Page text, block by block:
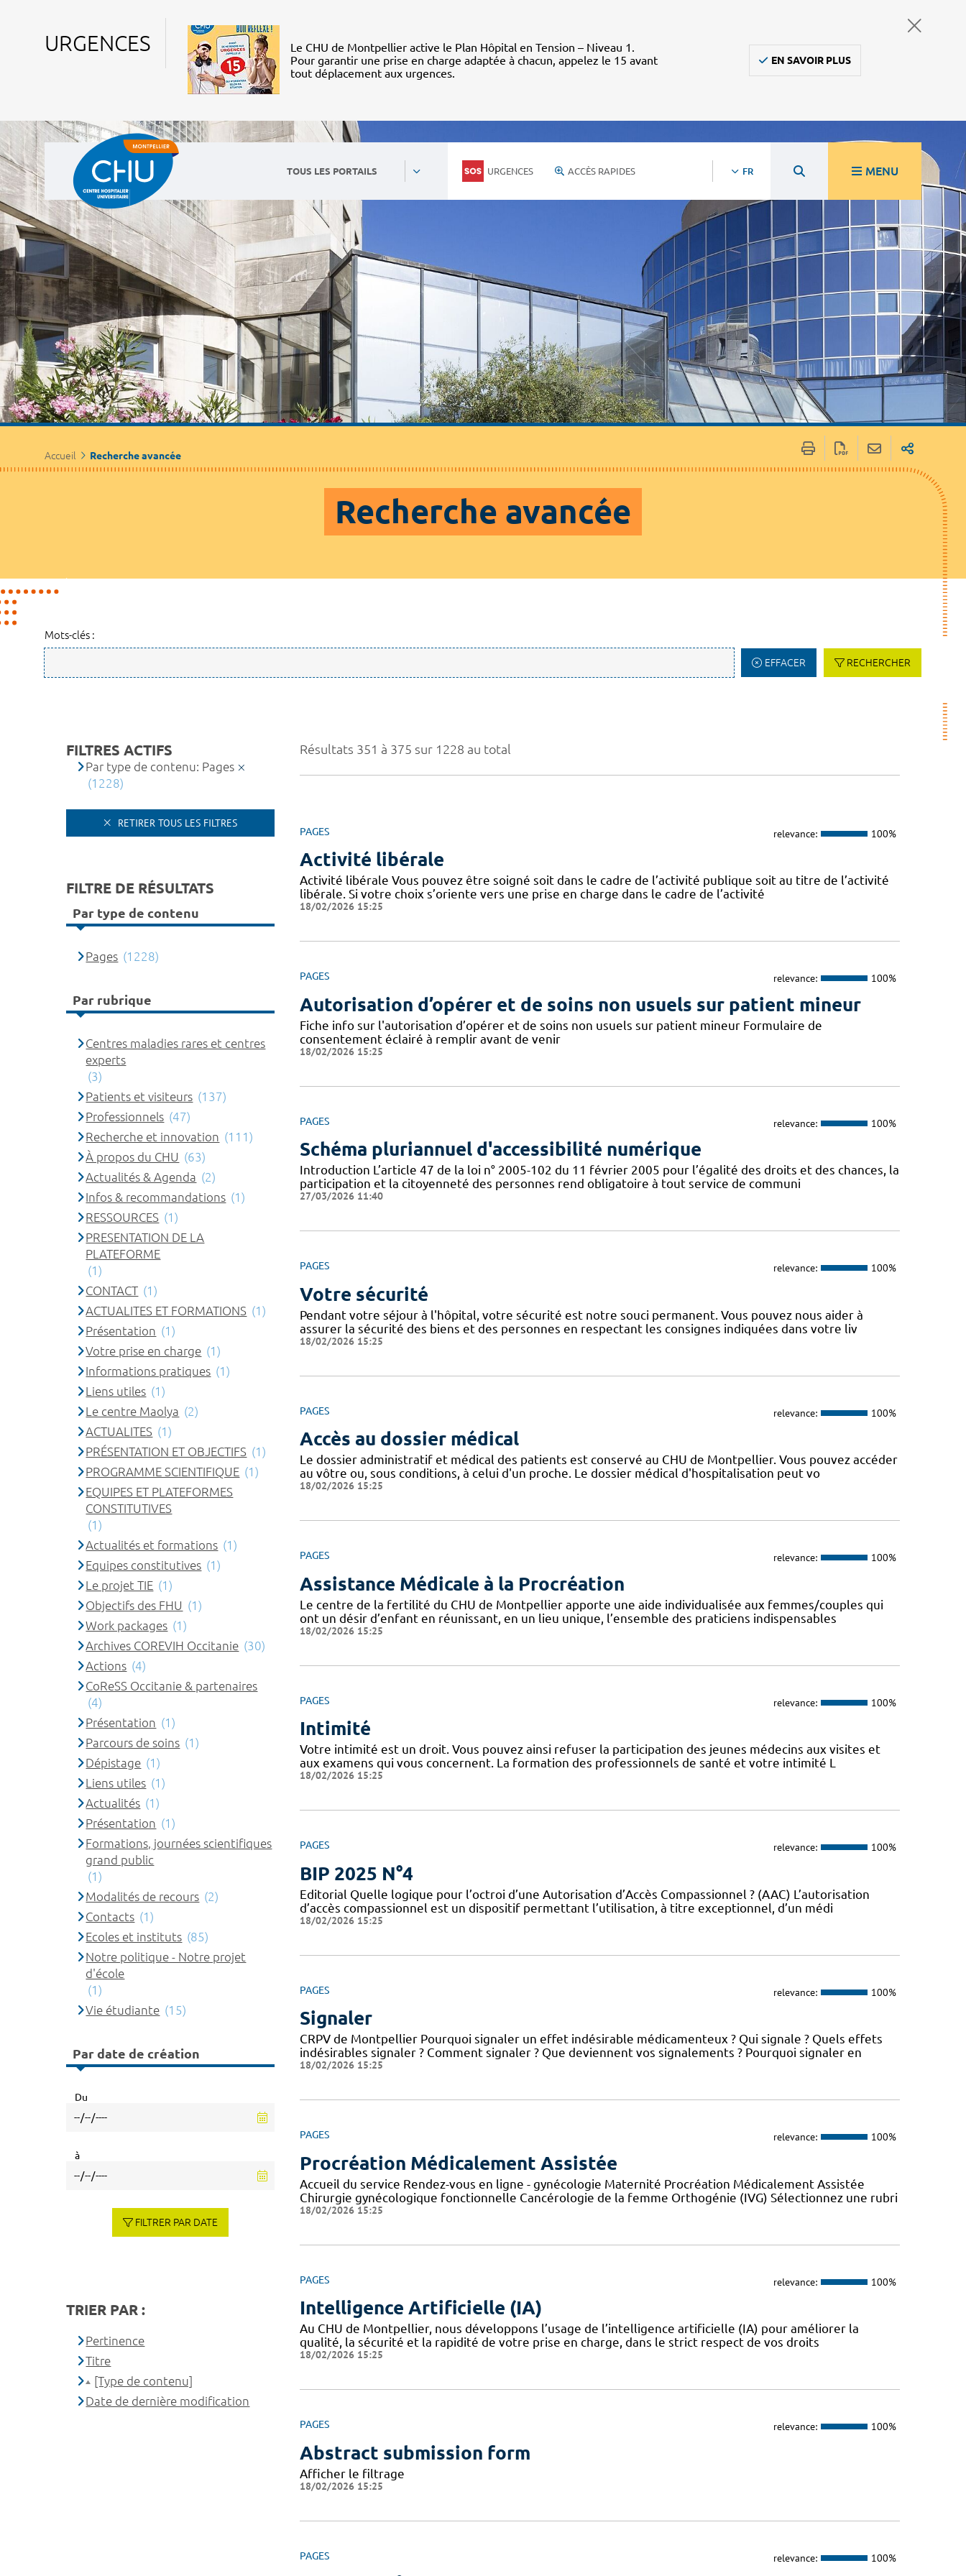
URGENCES
Le CHU de Montpellier active le Plan Hôpital en Tension – Niveau 1.
Pour garantir une prise en charge adaptée à chacun, appelez le 15 avant
tout déplacement aux urgences.
EN SAVOIR PLUS
TOUS LES PORTAILS URGENCES ACCÈS RAPIDES FR MENU
Accueil Recherche avancée
Recherche avancée
Mots-clés :
EFFACER RECHERCHER
Résultats 351 à 375 sur 1228 au total
PAGES relevance: 100%
Activité libérale
Activité libérale Vous pouvez être soigné soit dans le cadre de l’activité publique soit au titre de l’activité
libérale. Si votre choix s’oriente vers une prise en charge dans le cadre de l’activité
18/02/2026 15:25
PAGES relevance: 100%
Autorisation d’opérer et de soins non usuels sur patient mineur
Fiche info sur l'autorisation d’opérer et de soins non usuels sur patient mineur Formulaire de
consentement éclairé à remplir avant de venir
18/02/2026 15:25
PAGES relevance: 100%
Schéma pluriannuel d'accessibilité numérique
Introduction L’article 47 de la loi n° 2005-102 du 11 février 2005 pour l’égalité des droits et des chances, la
participation et la citoyenneté des personnes rend obligatoire à tout service de communi
27/03/2026 11:40
PAGES relevance: 100%
Votre sécurité
Pendant votre séjour à l'hôpital, votre sécurité est notre souci permanent. Vous pouvez nous aider à
assurer la sécurité des biens et des personnes en respectant les consignes indiquées dans votre liv
18/02/2026 15:25
PAGES relevance: 100%
Accès au dossier médical
Le dossier administratif et médical des patients est conservé au CHU de Montpellier. Vous pouvez accéder
au vôtre ou, sous conditions, à celui d'un proche. Le dossier médical d'hospitalisation peut vo
18/02/2026 15:25
PAGES relevance: 100%
Assistance Médicale à la Procréation
Le centre de la fertilité du CHU de Montpellier apporte une aide individualisée aux femmes/couples qui
ont un désir d’enfant en réunissant, en un lieu unique, l’ensemble des praticiens indispensables
18/02/2026 15:25
PAGES relevance: 100%
Intimité
Votre intimité est un droit. Vous pouvez ainsi refuser la participation des jeunes médecins aux visites et
aux examens qui vous concernent. La formation des professionnels de santé et votre intimité L
18/02/2026 15:25
PAGES relevance: 100%
BIP 2025 N°4
Editorial Quelle logique pour l’octroi d’une Autorisation d’Accès Compassionnel ? (AAC) L’autorisation
d’accès compassionnel est un dispositif permettant l’utilisation, à titre exceptionnel, d’un médi
18/02/2026 15:25
PAGES relevance: 100%
Signaler
CRPV de Montpellier Pourquoi signaler un effet indésirable médicamenteux ? Qui signale ? Quels effets
indésirables signaler ? Comment signaler ? Que deviennent vos signalements ? Pourquoi signaler en
18/02/2026 15:25
PAGES relevance: 100%
Procréation Médicalement Assistée
Accueil du service Rendez-vous en ligne - gynécologie Maternité Procréation Médicalement Assistée
Chirurgie gynécologique fonctionnelle Cancérologie de la femme Orthogénie (IVG) Sélectionnez une rubri
18/02/2026 15:25
PAGES relevance: 100%
Intelligence Artificielle (IA)
Au CHU de Montpellier, nous développons l’usage de l’intelligence artificielle (IA) pour améliorer la
qualité, la sécurité et la rapidité de votre prise en charge, dans le strict respect de vos droits
18/02/2026 15:25
PAGES relevance: 100%
Abstract submission form
Afficher le filtrage
18/02/2026 15:25
PAGES relevance: 100%
FILTRES ACTIFS
Par type de contenu: Pages
(1228)
RETIRER TOUS LES FILTRES
FILTRE DE RÉSULTATS
Par type de contenu
Pages (1228)
Par rubrique
Centres maladies rares et centres
experts
(3)
Patients et visiteurs (137)
Professionnels (47)
Recherche et innovation (111)
À propos du CHU (63)
Actualités & Agenda (2)
Infos & recommandations (1)
RESSOURCES (1)
PRESENTATION DE LA
PLATEFORME
(1)
CONTACT (1)
ACTUALITES ET FORMATIONS (1)
Présentation (1)
Votre prise en charge (1)
Informations pratiques (1)
Liens utiles (1)
Le centre Maolya (2)
ACTUALITES (1)
PRÉSENTATION ET OBJECTIFS (1)
PROGRAMME SCIENTIFIQUE (1)
EQUIPES ET PLATEFORMES
CONSTITUTIVES
(1)
Actualités et formations (1)
Equipes constitutives (1)
Le projet TIE (1)
Objectifs des FHU (1)
Work packages (1)
Archives COREVIH Occitanie (30)
Actions (4)
CoReSS Occitanie & partenaires
(4)
Présentation (1)
Parcours de soins (1)
Dépistage (1)
Liens utiles (1)
Actualités (1)
Présentation (1)
Formations, journées scientifiques
grand public
(1)
Modalités de recours (2)
Contacts (1)
Ecoles et instituts (85)
Notre politique - Notre projet
d'école
(1)
Vie étudiante (15)
Par date de création
Du
à
FILTRER PAR DATE
TRIER PAR :
Pertinence
Titre
[Type de contenu]
Date de dernière modification